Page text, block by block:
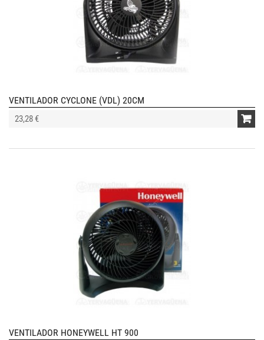
VENTILADOR CYCLONE (VDL) 20CM
23,28 €
VENTILADOR HONEYWELL HT 900